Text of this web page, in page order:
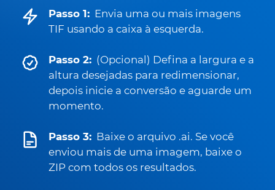
Passo 1: Envia uma ou mais imagens
TIF usando a caixa à esquerda.
Passo 2: (Opcional) Defina a largura e a
altura desejadas para redimensionar,
depois inicie a conversão e aguarde um
momento.
Passo 3: Baixe o arquivo .ai. Se você
enviou mais de uma imagem, baixe o
ZIP com todos os resultados.